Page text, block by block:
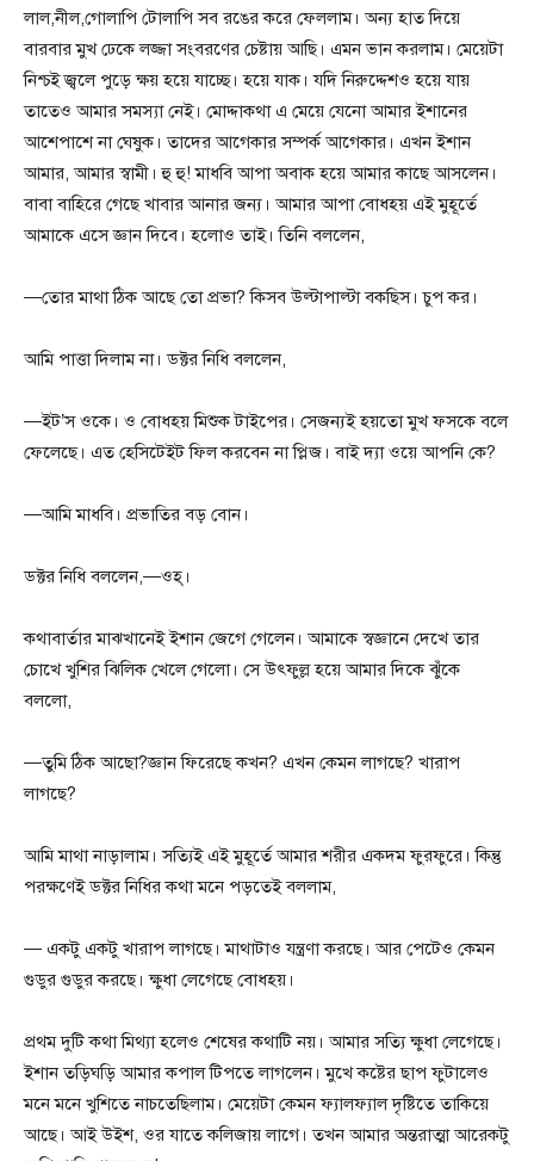
লাল,নীল,গোলাপি টোলাপি সব রঙের করে ফেললাম। অন্য হাত দিয়ে
বারবার মুখ ঢেকে লজ্জা সংবরণের চেষ্টায় আছি। এমন ভান করলাম। মেয়েটা
নিশ্চই জ্বলে পুড়ে ক্ষয় হয়ে যাচ্ছে। হয়ে যাক। যদি নিরুদ্দেশও হয়ে যায়
তাতেও আমার সমস্যা নেই। মোদ্দাকথা এ মেয়ে যেনো আমার ইশানের
আশেপাশে না ঘেষুক। তাদের আগেকার সম্পর্ক আগেকার। এখন ইশান
আমার, আমার স্বামী। হু হু! মাধবি আপা অবাক হয়ে আমার কাছে আসলেন।
বাবা বাহিরে গেছে খাবার আনার জন্য। আমার আপা বোধহয় এই মুহূর্তে
আমাকে এসে জ্ঞান দিবে। হলোও তাই। তিনি বললেন,
—তোর মাথা ঠিক আছে তো প্রভা? কিসব উল্টাপাল্টা বকছিস। চুপ কর।
আমি পাত্তা দিলাম না। ডক্টর নিধি বললেন,
—ইট’স ওকে। ও বোধহয় মিশুক টাইপের। সেজন্যই হয়তো মুখ ফসকে বলে
ফেলেছে। এত হেসিটেইট ফিল করবেন না প্লিজ। বাই দ্যা ওয়ে আপনি কে?
—আমি মাধবি। প্রভাতির বড় বোন।
ডক্টর নিধি বললেন,—ওহ্।
কথাবার্তার মাঝখানেই ইশান জেগে গেলেন। আমাকে স্বজ্ঞানে দেখে তার
চোখে খুশির ঝিলিক খেলে গেলো। সে উৎফুল্ল হয়ে আমার দিকে ঝুঁকে
বললো,
—তুমি ঠিক আছো?জ্ঞান ফিরেছে কখন? এখন কেমন লাগছে? খারাপ
লাগছে?
আমি মাথা নাড়ালাম। সত্যিই এই মুহূর্তে আমার শরীর একদম ফুরফুরে। কিন্তু
পরক্ষণেই ডক্টর নিধির কথা মনে পড়তেই বললাম,
— একটু একটু খারাপ লাগছে। মাথাটাও যন্ত্রণা করছে। আর পেটেও কেমন
গুডুর গুডুর করছে। ক্ষুধা লেগেছে বোধহয়।
প্রথম দুটি কথা মিথ্যা হলেও শেষের কথাটি নয়। আমার সত্যি ক্ষুধা লেগেছে।
ইশান তড়িঘড়ি আমার কপাল টিপতে লাগলেন। মুখে কষ্টের ছাপ ফুটালেও
মনে মনে খুশিতে নাচতেছিলাম। মেয়েটা কেমন ফ্যালফ্যাল দৃষ্টিতে তাকিয়ে
আছে। আই উইশ, ওর যাতে কলিজায় লাগে। তখন আমার অন্তরাত্মা আরেকটু